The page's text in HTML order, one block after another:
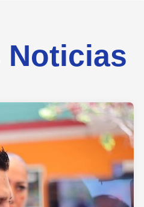
Noticias